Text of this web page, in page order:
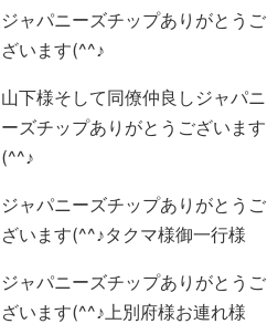
ジャパニーズチップありがとうご
ざいます(^^♪
山下様そして同僚仲良しジャパニ
ーズチップありがとうございます
(^^♪
ジャパニーズチップありがとうご
ざいます(^^♪タクマ様御一行様
ジャパニーズチップありがとうご
ざいます(^^♪上別府様お連れ様